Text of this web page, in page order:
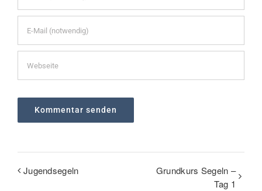
Jugendsegeln
Grundkurs Segeln –
Tag 1